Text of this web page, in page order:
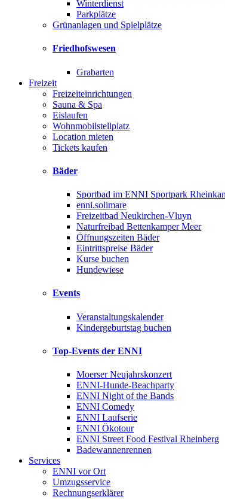
Winterdienst
Parkplätze
Grünanlagen und Spielplätze
Friedhofswesen
Grabarten
Freizeit
Freizeiteinrichtungen
Sauna & Spa
Eislaufen
Wohnmobilstellplatz
Location mieten
Tickets kaufen
Bäder
Sportbad im ENNI Sportpark
enni.solimare
Freizeitbad Neukirchen-Vluyn
Naturfreibad Bettenkamper Meer
Öffnungszeiten Bäder
Eintrittspreise Bäder
Kurse buchen
Hundewiese
Events
Veranstaltungskalender
Kindergeburtstag buchen
Top-Events der ENNI
Moerser Neujahrskonzert
ENNI-Hunde-Beachparty
ENNI Night of the Bands
ENNI Comedy
ENNI Laufserie
ENNI Ökotour
ENNI Street Food Festival Rheinberg
Badewannenrennen
Services
ENNI vor Ort
Umzugsservice
Rechnungserklärer